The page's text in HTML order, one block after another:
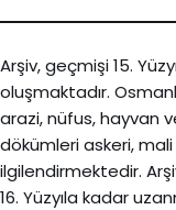
Arşiv, geçmişi 15.
oluşmaktadır.
arazi, nüfus, hayvan
dökümleri askeri,
ilgilendirmektedir.
16. Yüzyıla kadar